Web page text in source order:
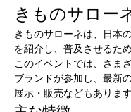
きものサロー
きものサローネは、日本
を紹介し、普及させるた
このイベントでは、さま
ブランドが参加し、最新
展示・販売などもあります